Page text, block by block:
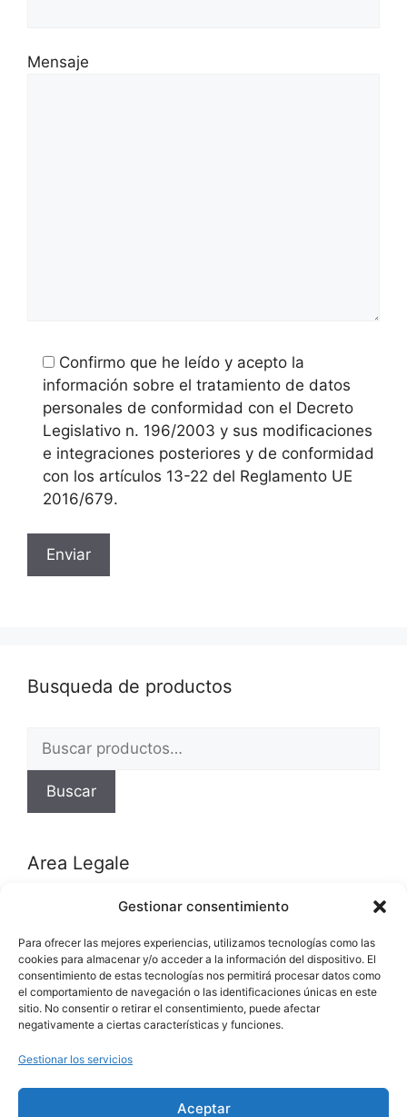
Gestionar consentimiento
Para ofrecer las mejores experiencias, utilizamos tecnologías como las
cookies para almacenar y/o acceder a la información del dispositivo. El
consentimiento de estas tecnologías nos permitirá procesar datos como
el comportamiento de navegación o las identificaciones únicas en este
sitio. No consentir o retirar el consentimiento, puede afectar
negativamente a ciertas características y funciones.
Gestionar los servicios
Aceptar
Mensaje
Confirmo que he leído y acepto la
información sobre el tratamiento de datos
personales de conformidad con el Decreto
Legislativo n. 196/2003 y sus modificaciones
e integraciones posteriores y de conformidad
con los artículos 13-22 del Reglamento UE
2016/679.
Busqueda de productos
por:
Buscar
Area Legale
Política de privacidad
Política de cookies (UE)
Categorías del producto
Alquiler Bicicletas
Ventas Bicicletas (17)